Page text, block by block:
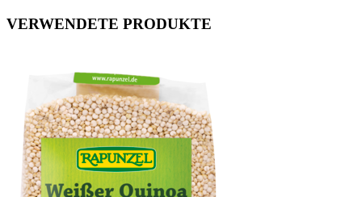
VERWENDETE PRODUKTE